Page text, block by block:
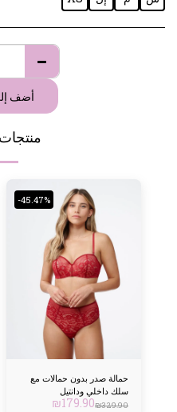
أضف
-45.47%
حمالة صدر بدون حمالات مع
سلك داخلي ودانتيل
₪329.90
₪179.90